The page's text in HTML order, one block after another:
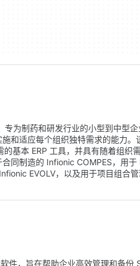
为制药和研发行业的小型到中型
和适应每个组织独特需求的能力。
基本 ERP 工具，并具有随着组织
同制造的 Infionic COMPES，用
EVOLV，以及用于项目组合
件，旨在帮助企业高效管理和备份